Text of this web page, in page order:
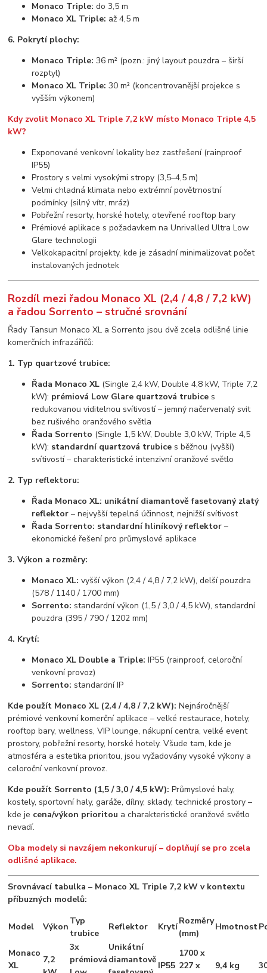
Monaco Triple: do 3,5 m
Monaco XL Triple: až 4,5 m
6. Pokrytí plochy:
Monaco Triple: 36 m² (pozn.: jiný layout pouzdra – širší
rozptyl)
Monaco XL Triple: 30 m² (koncentrovanější projekce s
vyšším výkonem)
Kdy zvolit Monaco XL Triple 7,2 kW místo Monaco Triple 4,5
kW?
Exponované venkovní lokality bez zastřešení (rainproof
IP55)
Prostory s velmi vysokými stropy (3,5–4,5 m)
Velmi chladná klimata nebo extrémní povětrnostní
podmínky (silný vítr, mráz)
Pobřežní resorty, horské hotely, otevřené rooftop bary
Prémiové aplikace s požadavkem na Unrivalled Ultra Low
Glare technologii
Velkokapacitní projekty, kde je zásadní minimalizovat počet
instalovaných jednotek
Rozdíl mezi řadou Monaco XL (2,4 / 4,8 / 7,2 kW)
a řadou Sorrento – stručné srovnání
Řady Tansun Monaco XL a Sorrento jsou dvě zcela odlišné linie
komerčních infrazářičů:
1. Typ quartzové trubice:
Řada Monaco XL (Single 2,4 kW, Double 4,8 kW, Triple 7,2
kW): prémiová Low Glare quartzová trubice s
redukovanou viditelnou svítivostí – jemný načervenalý svit
bez rušivého oranžového světla
Řada Sorrento (Single 1,5 kW, Double 3,0 kW, Triple 4,5
kW): standardní quartzová trubice s běžnou (vyšší)
svítivostí – charakteristické intenzivní oranžové světlo
2. Typ reflektoru:
Řada Monaco XL: unikátní diamantově fasetovaný zlatý
reflektor – nejvyšší tepelná účinnost, nejnižší svítivost
Řada Sorrento: standardní hliníkový reflektor –
ekonomické řešení pro průmyslové aplikace
3. Výkon a rozměry:
Monaco XL: vyšší výkon (2,4 / 4,8 / 7,2 kW), delší pouzdra
(578 / 1140 / 1700 mm)
Sorrento: standardní výkon (1,5 / 3,0 / 4,5 kW), standardní
pouzdra (395 / 790 / 1202 mm)
4. Krytí:
Monaco XL Double a Triple: IP55 (rainproof, celoroční
venkovní provoz)
Sorrento: standardní IP
Kde použít Monaco XL (2,4 / 4,8 / 7,2 kW): Nejnáročnější
prémiové venkovní komerční aplikace – velké restaurace, hotely,
rooftop bary, wellness, VIP lounge, nákupní centra, velké event
prostory, pobřežní resorty, horské hotely. Všude tam, kde je
atmosféra a estetika prioritou, jsou vyžadovány vysoké výkony a
celoroční venkovní provoz.
Kde použít Sorrento (1,5 / 3,0 / 4,5 kW): Průmyslové haly,
kostely, sportovní haly, garáže, dílny, sklady, technické prostory –
kde je cena/výkon prioritou a charakteristické oranžové světlo
nevadí.
Oba modely si navzájem nekonkurují – doplňují se pro zcela
odlišné aplikace.
Srovnávací tabulka – Monaco XL Triple 7,2 kW v kontextu
příbuzných modelů:
Model Výkon
Typ
trubice
Reflektor Krytí
Rozměry
(mm)
Hmotnost
Monaco
XL
7,2
3x
prémiová
Unikátní
diamantově
IP55
1700 x
227 x
9,4 kg